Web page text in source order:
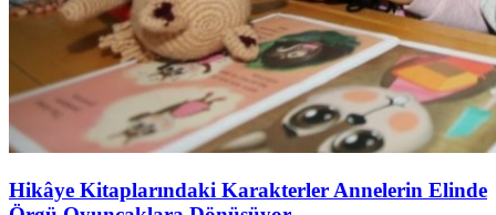
Hikâye Kitaplarındaki Karakterler Annelerin Elinde